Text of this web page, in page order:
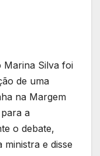
Marina Silva foi
de uma
na Margem
a
o debate,
e disse